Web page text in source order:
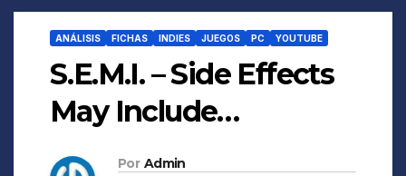
ANÁLISIS FICHAS INDIES JUEGOS PC YOUTUBE
S.E.M.I. – Side Effects
May Include…
Por Admin